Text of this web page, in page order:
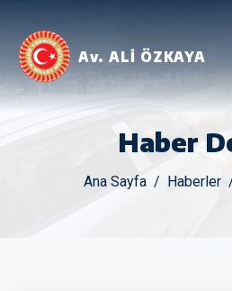
Av. ALİ ÖZKAYA
Haber
Ana Sayfa Haberler